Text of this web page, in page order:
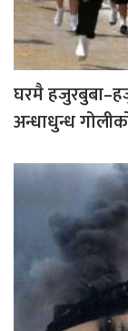
घरमै
अन्धाधुन्ध